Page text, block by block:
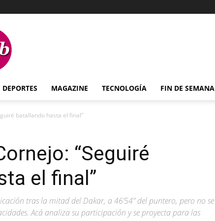
DEPORTES MAGAZINE TECNOLOGÍA FIN DE SEMANA
batallando hasta el final”
“Seguiré
el final”
tras la mitad del Dakar, a 46’54” del puntero, pero no se
Acá analiza su participación y se proyecta para las